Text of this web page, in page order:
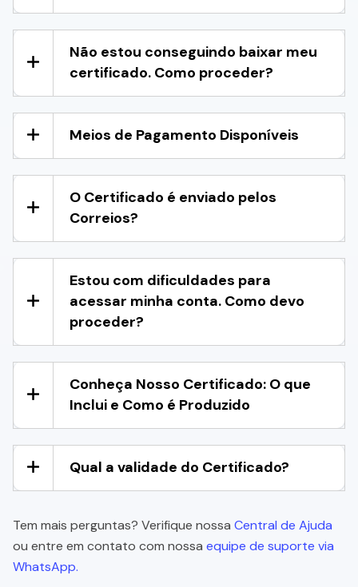
Não estou conseguindo baixar meu
certificado. Como proceder?
Meios de Pagamento Disponíveis
O Certificado é enviado pelos
Correios?
Estou com dificuldades para
acessar minha conta. Como devo
proceder?
Conheça Nosso Certificado: O que
Inclui e Como é Produzido
Qual a validade do Certificado?
Tem mais perguntas? Verifique nossa Central de Ajuda
ou entre em contato com nossa equipe de suporte via
WhatsApp.